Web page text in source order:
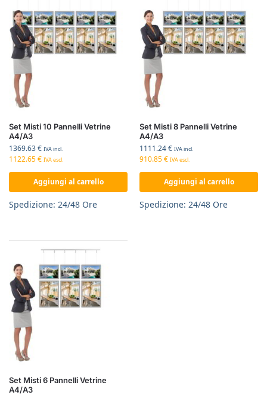
Set Misti 10 Pannelli Vetrine
A4/A3
1369.63€ IVA incl.
1122.65€ IVA escl.
Aggiungi al carrello
Spedizione: 24/48 Ore
Set Misti 8 Pannelli Vetrine
A4/A3
1111.24€ IVA incl.
910.85€ IVA escl.
Aggiungi al carrello
Spedizione: 24/48 Ore
Set Misti 6 Pannelli Vetrine
A4/A3